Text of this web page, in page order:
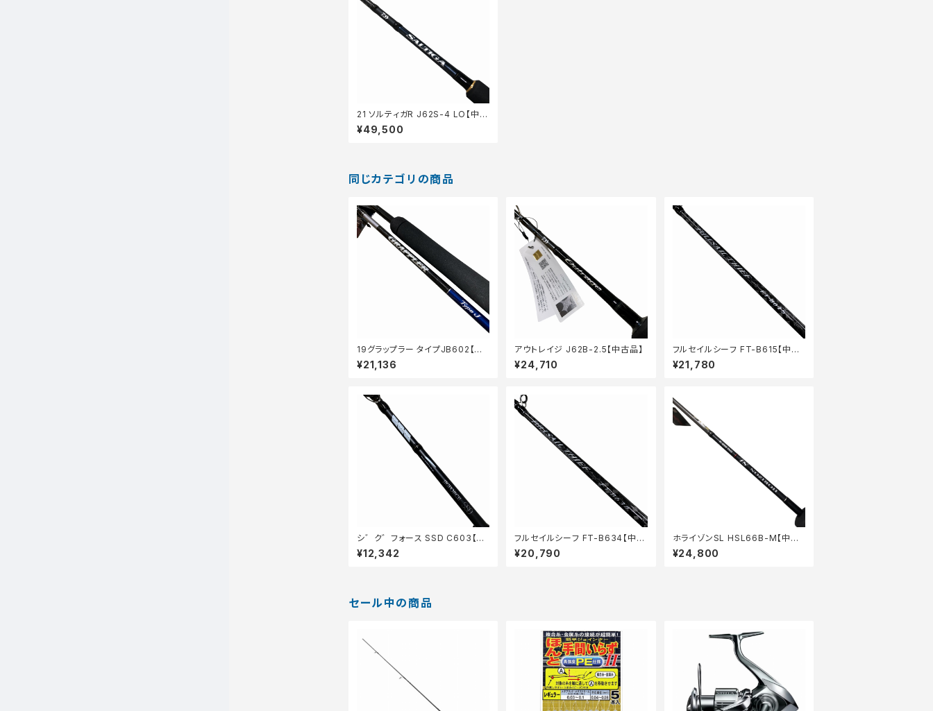
21 ソルティガR J62S-4 LO【中古
品】
¥49,500
同じカテゴリの商品
19グラップラー タイプJB602【中
古品】
¥21,136
アウトレイジ J62B-2.5【中古品】
¥24,710
フルセイルシーフ FT-B615【中古
品】
¥21,780
シ゛ク゛フォース SSD C603【中
古品】
¥12,342
フルセイルシーフ FT-B634【中古
品】
¥20,790
ホライゾンSL HSL66B-M【中古
品】
¥24,800
セール中の商品